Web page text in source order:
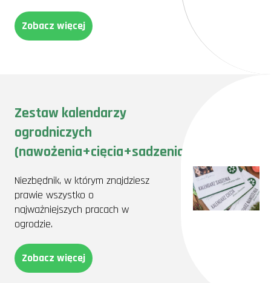
Zobacz więcej
Zestaw kalendarzy
ogrodniczych
(nawożenia+cięcia+sadzenia)
Niezbędnik, w którym znajdziesz
prawie wszystko o
najważniejszych pracach w
ogrodzie.
Zobacz więcej